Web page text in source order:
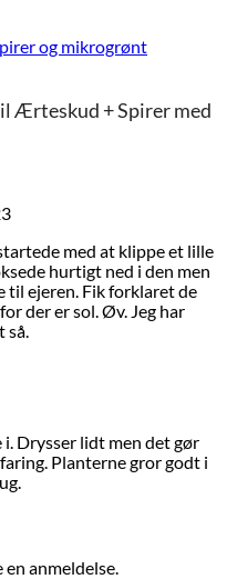
og mikrogrønt
Ærteskud + Spirer med
med at klippe et lille
hurtigt ned i den men
til ejeren. Fik forklaret de
der er sol. Øv. Jeg har
så.
Drysser lidt men det gør
Planterne gror godt i
anmeldelse.